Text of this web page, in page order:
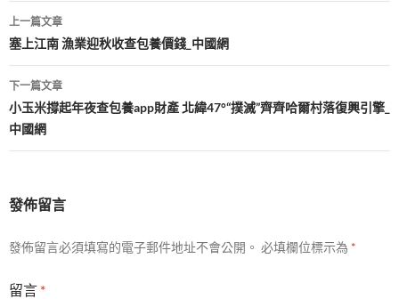
文
章
導
覽
上一篇文章
塞上江南 漁業迎秋收查包養價錢_中國網
下一篇文章
小玉米撐起年夜查包養app財產 北緯47°“撲滅”齊齊哈爾村落復興引擎_
中國網
發佈留言
發佈留言必須填寫的電子郵件地址不會公開。 必填欄位標示為 *
留言 *